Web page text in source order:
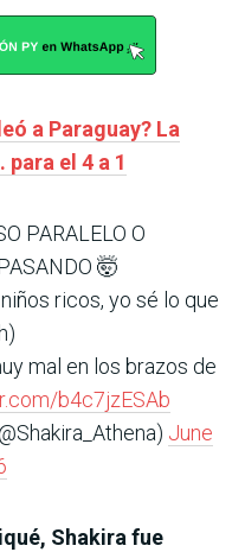
a Paraguay? La
el 4 a 1
PARALELO O
🤯
ricos, yo sé lo que
mal en los brazos de
b4c7jzESAb
June
Shakira fue